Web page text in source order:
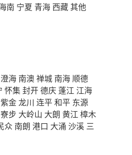
南 宁夏 青海 西藏其他
澄海 南澳禅城 南海 顺德
怀集封开德庆 蓬江 江海
紫金龙川 连平和平 东源
寮步 大岭山 大朗 黄江 樟木
众 南朗 港口 大涌 沙溪 三